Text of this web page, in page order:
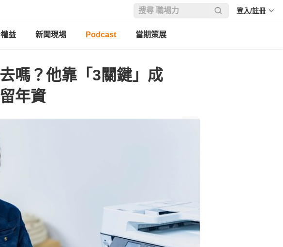
登入/註冊
益 新聞現場 Podcast 當期策展
嗎？他靠「3關鍵」成
年資